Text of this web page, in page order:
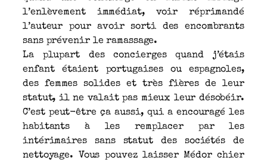
l’enlèvement immédiat, voir réprimandé
l’auteur pour avoir sorti des encombrants
sans prévenir le ramassage.
La plupart des concierges quand j’étais
enfant étaient portugaises ou espagnoles,
des femmes solides et très fières de leur
statut, il ne valait pas mieux leur désobéir.
C’est peut-être ça aussi, qui a encouragé les
habitants à les remplacer par les
intérimaires sans statut des sociétés de
nettoyage. Vous pouvez laisser Médor chier